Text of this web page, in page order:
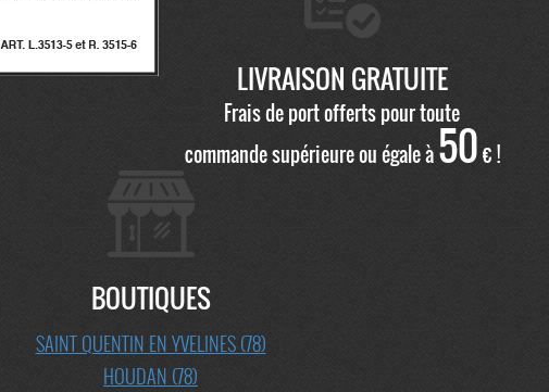
LIVRAISON GRATUITE
Frais de port offerts pour toute
commande supérieure ou égale à50€ !
BOUTIQUES
SAINT QUENTIN EN YVELINES (78)
HOUDAN (78)